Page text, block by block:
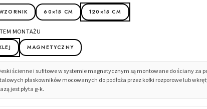
60×15 CM 120×15 CM
MONTAŻU
MAGNETYCZNY
ścienne i sufitowe w systemie magnetycznym są montowane do ściany za
płaskowników mocowanych do podłoża przez kołki rozporowe lub
jest płyta g-k.